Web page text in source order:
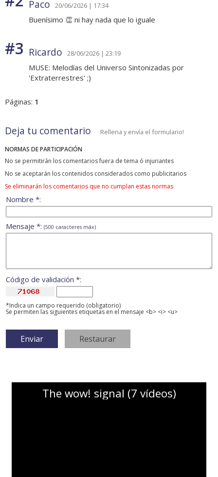
Paco 20/06/2026 | 17:34
Buenísimo 👏 ni hay nada que lo iguale
#3 Ricardo 28/06/2026 | 23:19
MUSE: Melodías del Universo Sintonizadas por
'Extraterrestres' ;)
Páginas: 1
Deja tu comentario Rellena y envía el formulario!
NORMAS DE PARTICIPACIÓN
No se permitirán los comentarios fuera de tema ó injuriantes
No se aceptarán los contenidos considerados como publicitarios
Se eliminarán los comentarios que no cumplan estas normas
Nombre *:
Mensaje *: (500 caracteres máx)
Código de validación *:
*Indica un campo requerido (obligatorio)
Se permiten las siguientes etiquetas en el mensaje <b> <i> <u>
The wow! signal (7 vídeos)